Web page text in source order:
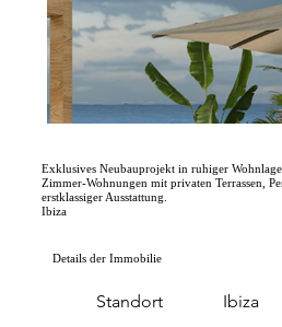
Exklusives Neubauprojekt in ruhiger
Zimmer-Wohnungen mit privaten Terrassen,
erstklassiger Ausstattung.
Ibiza
Details der Immobilie
Standort Ibiza